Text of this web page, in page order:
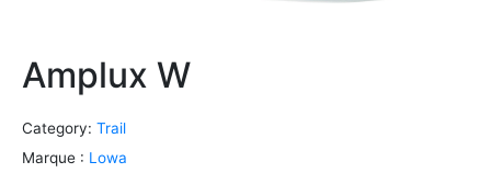
Amplux W
Category: Trail
Marque : Lowa